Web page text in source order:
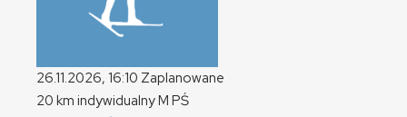
26.11.2026, 16:10 Zaplanowane
20 km indywidualnyM PŚ